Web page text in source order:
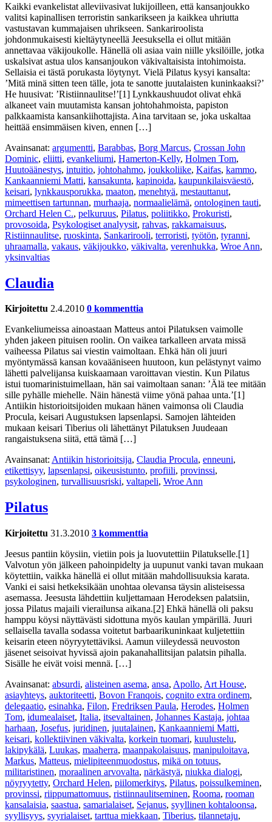
Kaikki evankelistat alleviivasivat lukijoilleen, että kansanjoukko
valitsi kapinallisen terroristin sankarikseen ja kaikkea uhriutta
vastustavan kummajaisen uhrikseen. Sankariroolista
johdonmukaisesti kieltäytyneellä Jeesuksella ei ollut mitään
annettavaa väkijoukolle. Hänellä oli asiaa vain niille yksilöille, jotka
uskalsivat astua ulos kansanjoukon väkivaltaisista intohimoista.
Sellaisia ei tästä porukasta löytynyt. Vielä Pilatus kysyi kansalta:
’Mitä minä sitten teen tälle, jota te sanotte juutalaisten kuninkaaksi?’
He huusivat: ’Ristiinnaulitse!’[1] Lynkkaushuudot olivat ehkä
alkaneet vain muutamista kansan johtohahmoista, papiston
palkkaamista kansankiihottajista. Aina tarvitaan se, joka uskaltaa
heittää ensimmäisen kiven, ennen […]
Avainsanat: argumentti, Barabbas, Borg Marcus, Crossan John
Dominic, eliitti, evankeliumi, Hamerton-Kelly, Holmen Tom,
Huutoäänestys, intuitio, johtohahmo, joukkoliike, Kaifas, kammo,
Kankaanniemi Matti, kansakunta, kapinoida, kaupunkilaisväestö,
keisari, lynkkausporukka, maaton, menehtyä, mestauttanut,
mimeettisen tartunnan, murhaaja, normaalielämä, ontologinen tauti,
Orchard Helen C., pelkuruus, Pilatus, poliitikko, Prokuristi,
provosoida, Psykologiset analyysit, rahvas, rakkamaisuus,
Ristiinnaulitse, ruoskinta, Sankarirooli, terroristi, työtön, tyranni,
uhraamalla, vakaus, väkijoukko, väkivalta, verenhukka, Wroe Ann,
yksinvaltias
Claudia
Kirjoitettu 2.4.2010 0 kommenttia
Evankeliumeissa ainoastaan Matteus antoi Pilatuksen vaimolle
yhden jakeen pituisen roolin. On vaikea tarkalleen arvata missä
vaiheessa Pilatus sai viestin vaimoltaan. Ehkä hän oli juuri
myöntymässä kansan kovaääniseen huutoon, kun pelästynyt vaimo
lähetti palvelijansa kuiskaamaan varoittavan viestin. Kun Pilatus
istui tuomarinistuimellaan, hän sai vaimoltaan sanan: ’Älä tee mitään
sille pyhälle miehelle. Näin hänestä viime yönä pahaa unta.’[1]
Antiikin historioitsijoiden mukaan hänen vaimonsa oli Claudia
Procula, keisari Augustuksen lapsenlapsi. Samojen lähteiden
mukaan keisari Tiberius oli lähettänyt Pilatuksen Juudeaan
rangaistuksena siitä, että tämä […]
Avainsanat: Antiikin historioitsija, Claudia Procula, enneuni,
etikettisyy, lapsenlapsi, oikeusistunto, profiili, provinssi,
psykologinen, turvallisuusriski, valtapeli, Wroe Ann
Pilatus
Kirjoitettu 31.3.2010 3 kommenttia
Jeesus pantiin köysiin, vietiin pois ja luovutettiin Pilatukselle.[1]
Valvotun yön jälkeen pahoinpidelty ja uupunut vanki tavan mukaan
köytettiin, vaikka hänellä ei ollut mitään mahdollisuuksia karata.
Vanki ei saisi hetkeksikään unohtaa olevansa täysin alisteisessa
asemassa. Jeesusta lähdettiin kuljettamaan Herodeksen palatsiin,
jossa Pilatus majaili vierailunsa aikana.[2] Ehkä hänellä oli paksu
hamppu köysi näyttävästi sidottuna myös kaulan ympärillä. Juuri
sellaisella tavalla sodassa voitetut barbaarikuninkaat kuljetettiin
keisarin eteen nöyryytettäviksi. Aamun viileydessä neuvoston
jäsenet seisoivat hyvissä ajoin pakanahallitsijan palatsin pihalla.
Sisälle he eivät voisi mennä. […]
Avainsanat: absurdi, alisteinen asema, ansa, Apollo, Art House,
asiayhteys, auktoriteetti, Bovon Franqois, cognito extra ordinem,
delegaatio, esinahka, Filon, Fredriksen Paula, Herodes, Holmen
Tom, idumealaiset, Italia, itsevaltainen, Johannes Kastaja, johtaa
harhaan, Josefus, juridinen, juutalainen, Kankaanniemi Matti,
keisari, kollektiivinen väkivalta, korkein tuomari, kuulustelu,
lakipykälä, Luukas, maaherra, maanpakolaisuus, manipuloitava,
Markus, Matteus, mielipiteenmuodostus, mikä on totuus,
militaristinen, moraalinen arvovalta, närkästyä, niukka dialogi,
nöyryytetty, Orchard Helen, piilomerkitys, Pilatus, poissulkeminen,
provinssi, riippumattomuus, ristiinnaulitseminen, Rooma, rooman
kansalaisia, saastua, samarialaiset, Sejanus, syyllinen kohtaloonsa,
syyllisyys, syyrialaiset, tarttua miekkaan, Tiberius, tilannetaju,